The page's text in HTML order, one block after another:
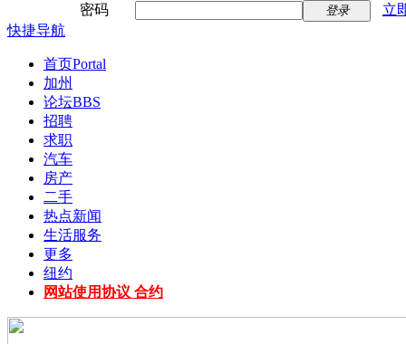
密码
登录
立
快捷导航
首页Portal
加州
论坛BBS
招聘
求职
汽车
房产
二手
热点新闻
生活服务
更多
纽约
网站使用协议 合约